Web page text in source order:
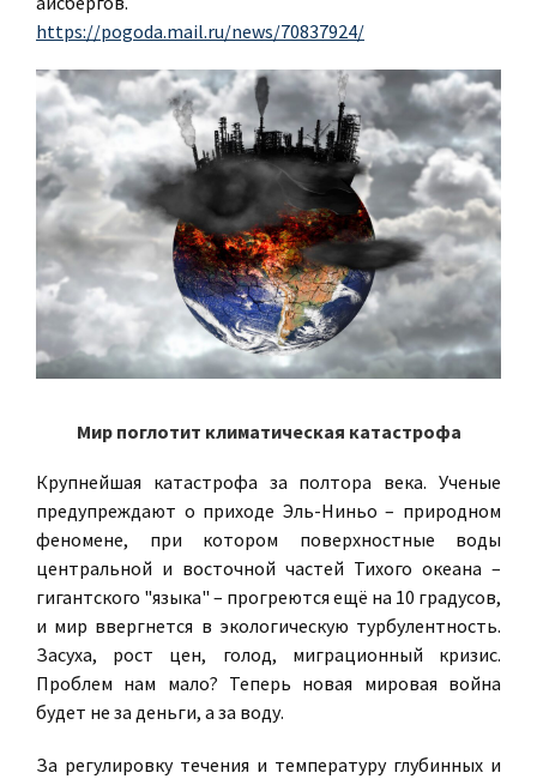
https://pogoda.mail.ru/news/70837924/
Мир поглотит климатическая катастрофа
Крупнейшая катастрофа за полтора века. Ученые
предупреждают о приходе Эль-Ниньо – природном
феномене, при котором поверхностные воды
центральной и восточной частей Тихого океана –
гигантского "языка" – прогреются ещё на 10 градусов,
и мир ввергнется в экологическую турбулентность.
Засуха, рост цен, голод, миграционный кризис.
Проблем нам мало? Теперь новая мировая война
будет не за деньги, а за воду.
За регулировку течения и температуру глубинных и